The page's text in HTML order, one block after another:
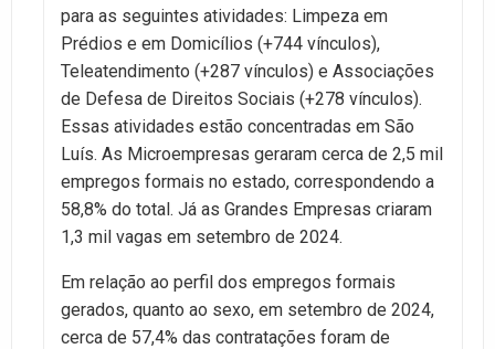
para as seguintes atividades: Limpeza em
Prédios e em Domicílios (+744 vínculos),
Teleatendimento (+287 vínculos) e Associações
de Defesa de Direitos Sociais (+278 vínculos).
Essas atividades estão concentradas em São
Luís. As Microempresas geraram cerca de 2,5 mil
empregos formais no estado, correspondendo a
58,8% do total. Já as Grandes Empresas criaram
1,3 mil vagas em setembro de 2024.
Em relação ao perfil dos empregos formais
gerados, quanto ao sexo, em setembro de 2024,
cerca de 57,4% das contratações foram de